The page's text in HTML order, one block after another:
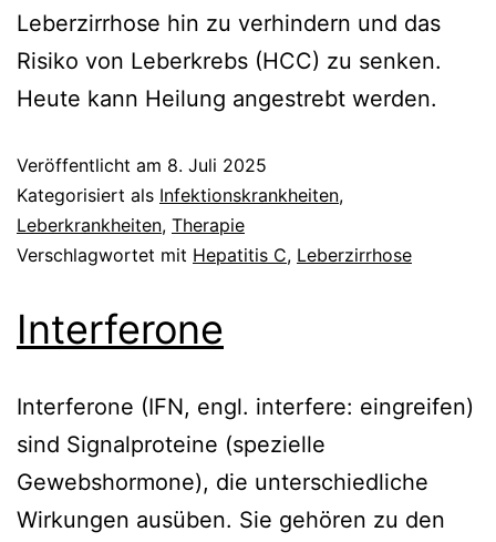
Leberzirrhose hin zu verhindern und das
Risiko von Leberkrebs (HCC) zu senken.
Heute kann Heilung angestrebt werden.
Veröffentlicht am 8. Juli 2025
Kategorisiert als Infektionskrankheiten,
Leberkrankheiten, Therapie
Verschlagwortet mit Hepatitis C, Leberzirrhose
Interferone
Interferone (IFN, engl. interfere: eingreifen)
sind Signalproteine (spezielle
Gewebshormone), die unterschiedliche
Wirkungen ausüben. Sie gehören zu den